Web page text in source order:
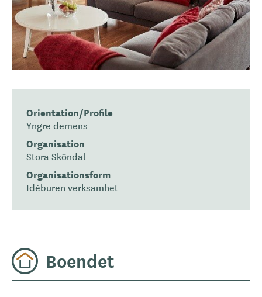
Orientation/Profile
Yngre demens
Organisation
Stora Sköndal
Organisationsform
Idéburen verksamhet
Boendet